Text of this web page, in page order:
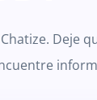
Deje